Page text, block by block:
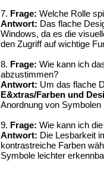
7. Frage: Welche Rolle
Antwort: Das flache
Windows, da es die
den Zugriff auf wichtige
8. Frage: Wie kann ich
abzustimmen?
Antwort: Um das flache
E&xtras/Farben und
Anordnung von
9. Frage: Wie kann ich
Antwort: Die Lesbarkeit
kontrastreiche Farben
Symbole leichter